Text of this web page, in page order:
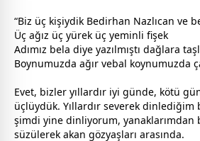
“Biz üç kişiydik Bedirhan Nazlıcan ve
Üç ağız üç yürek üç yeminli fişek
Adımız bela diye yazılmıştı dağlara
Boynumuzda ağır vebal koynumuzda
Evet, bizler yıllardır iyi günde, kötü
üçlüydük. Yıllardır severek dinlediğim
şimdi yine dinliyorum, yanaklarımdan
süzülerek akan gözyaşları arasında.